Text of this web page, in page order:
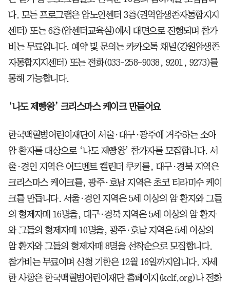
다. 모든 프로그램은 암노인센터 3층(권역암생존자통합지지
센터) 또는 6층(암센터교육실)에서 대면으로 진행되며 참가
비는 무료입니다. 예약 및 문의는 카카오톡 채널(강원암생존
자통합지지센터) 또는 전화(033-258-9038, 9201, 9273)를
통해 가능합니다.
‘나도 제빵왕’ 크리스마스 케이크 만들어요
한국백혈병어린이재단이 서울·대구·광주에 거주하는 소아
암 환자를 대상으로 ‘나도 제빵왕’ 참가자를 모집합니다. 서
울·경인 지역은 어드벤트 캘린더 쿠키를, 대구·경북 지역은
크리스마스 케이크를, 광주·호남 지역은 초코 티라미수 케이
크를 만듭니다. 서울·경인 지역은 5세 이상의 암 환자와 그들
의 형제자매 16명을, 대구·경북 지역은 5세 이상의 암 환자
와 그들의 형제자매 10명을, 광주·호남 지역은 5세 이상의
암 환자와 그들의 형제자매 8명을 선착순으로 모집합니다.
참가비는 무료이며 신청 기한은 12월 16일까지입니다. 자세
한 사항은 한국백혈병어린이재단 홈페이지(kclf.org)나 전화